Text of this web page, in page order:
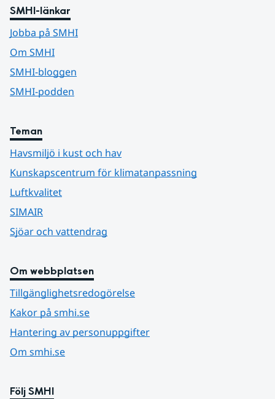
SMHI-länkar
Jobba på SMHI
Om SMHI
SMHI-bloggen
SMHI-podden
Teman
Havsmiljö i kust och hav
Kunskapscentrum för klimatanpassning
Luftkvalitet
SIMAIR
Sjöar och vattendrag
Om webbplatsen
Tillgänglighetsredogörelse
Kakor på smhi.se
Hantering av personuppgifter
Om smhi.se
Följ SMHI